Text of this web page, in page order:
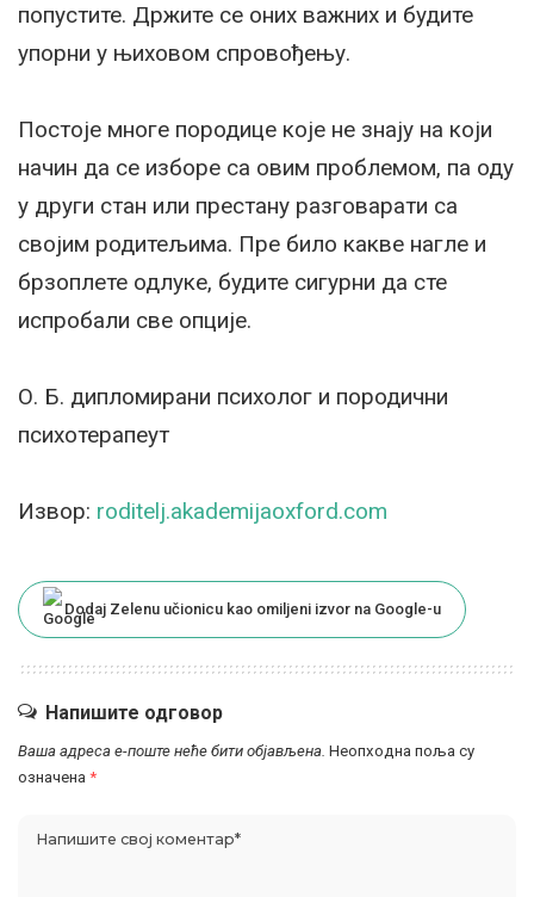
попустите. Држите се оних важних и будите
упорни у њиховом спровођењу.
Постоје многе породице које не знају на који
начин да се изборе са овим проблемом, па оду
у други стан или престану разговарати са
својим родитељима. Пре било какве нагле и
брзоплете одлуке, будите сигурни да сте
испробали све опције.
О. Б. дипломирани психолог и породични
психотерапеут
Извор: roditelj.akademijaoxford.com
Dodaj Zelenu učionicu kao omiljeni izvor na Google-u
Напишите одговор
Ваша адреса е-поште неће бити објављена. Неопходна поља су
означена *